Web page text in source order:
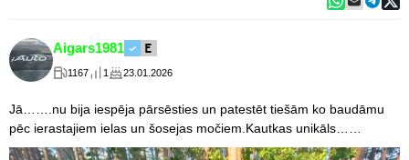
Aigars1981
1167 1 23.01.2026
Jā…….nu bija iespēja pārsēsties un patestēt tiešām ko baudāmu
pēc ierastajiem ielas un šosejas močiem.Kautkas unikāls……